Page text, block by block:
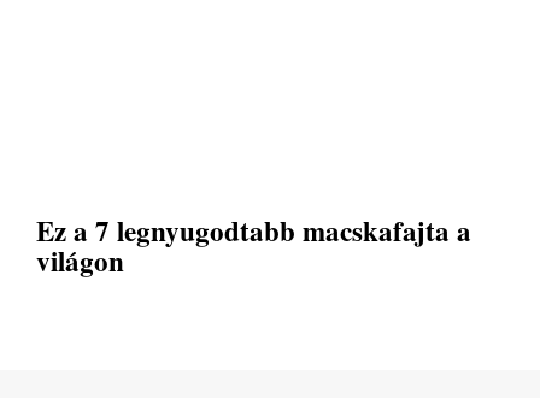
Ez a 7 legnyugodtabb macskafajta a
világon